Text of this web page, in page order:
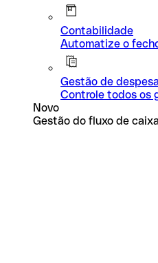
Contabilidade
Automatize o
Gestão de
Controle todos os
Novo
Gestão do fluxo de caixa